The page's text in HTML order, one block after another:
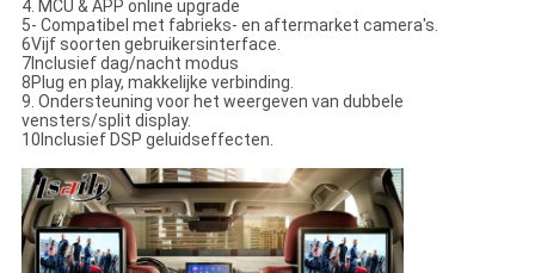
4. MCU & APP online upgrade
5- Compatibel met fabrieks- en aftermarket camera's.
6Vijf soorten gebruikersinterface.
7Inclusief dag/nacht modus
8Plug en play, makkelijke verbinding.
9. Ondersteuning voor het weergeven van dubbele
vensters/split display.
10Inclusief DSP geluidseffecten.